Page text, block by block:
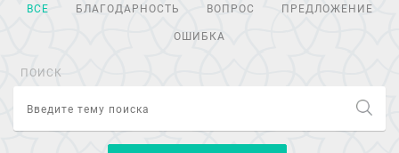
ВСЕ БЛАГОДАРНОСТЬ ВОПРОС
ПРЕДЛОЖЕНИЕ
ОШИБКА
ПОИСК